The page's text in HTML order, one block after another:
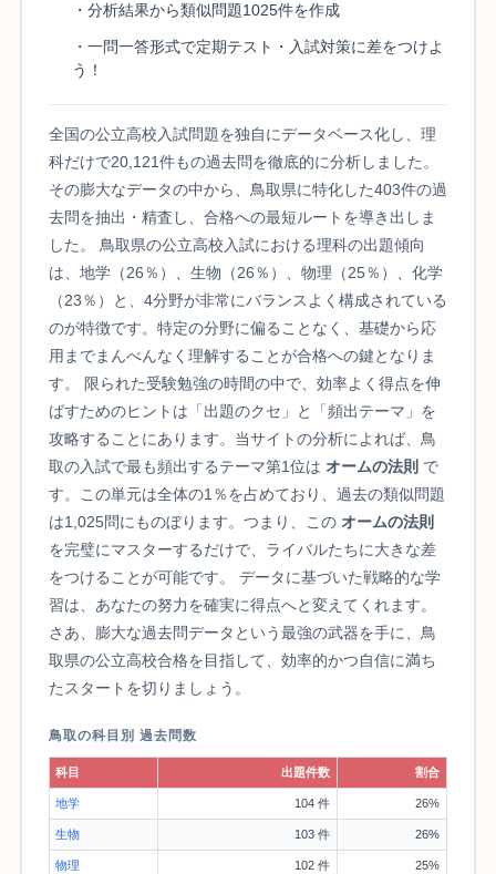
・分析結果から類似問題1025件を作成
・一問一答形式で定期テスト・入試対策に差をつけよ
う！
全国の公立高校入試問題を独自にデータベース化し、理
科だけで20,121件もの過去問を徹底的に分析しました。
その膨大なデータの中から、鳥取県に特化した403件の過
去問を抽出・精査し、合格への最短ルートを導き出しま
した。 鳥取県の公立高校入試における理科の出題傾向
は、地学（26％）、生物（26％）、物理（25％）、化学
（23％）と、4分野が非常にバランスよく構成されている
のが特徴です。特定の分野に偏ることなく、基礎から応
用までまんべんなく理解することが合格への鍵となりま
す。 限られた受験勉強の時間の中で、効率よく得点を伸
ばすためのヒントは「出題のクセ」と「頻出テーマ」を
攻略することにあります。当サイトの分析によれば、鳥
取の入試で最も頻出するテーマ第1位は オームの法則で
す。この単元は全体の1％を占めており、過去の類似問題
は1,025問にものぼります。つまり、この オームの法則
を完璧にマスターするだけで、ライバルたちに大きな差
をつけることが可能です。 データに基づいた戦略的な学
習は、あなたの努力を確実に得点へと変えてくれます。
さあ、膨大な過去問データという最強の武器を手に、鳥
取県の公立高校合格を目指して、効率的かつ自信に満ち
たスタートを切りましょう。
鳥取の科目別 過去問数
科目 出題件数 割合
地学 104 件 26%
生物 103 件 26%
物理 102 件 25%